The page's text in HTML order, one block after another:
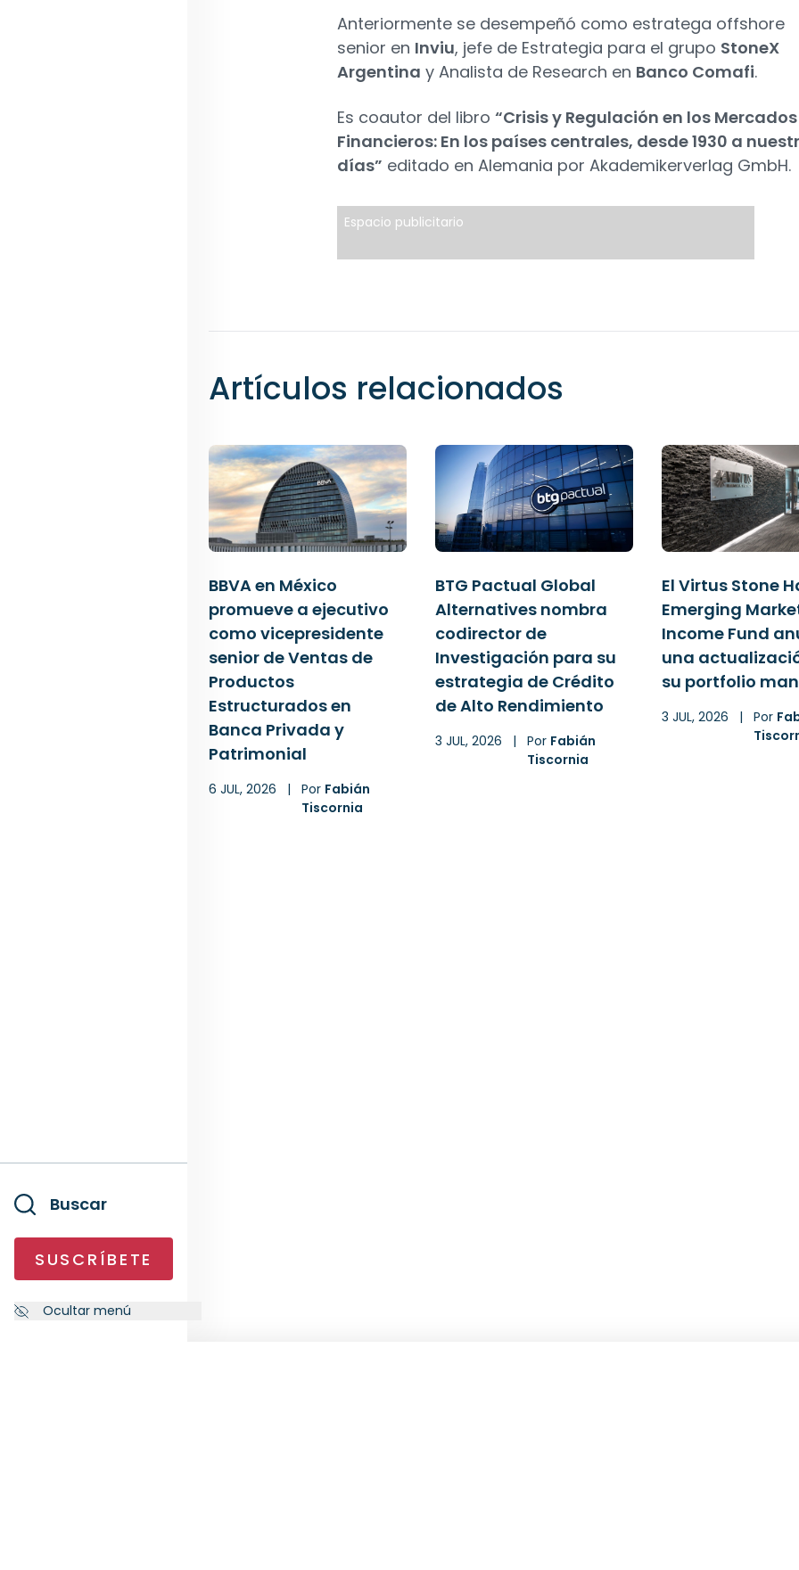
Buscar
SUSCRÍBETE
Ocultar menú
Anteriormente se desempeñó como estratega offshore
senior en Inviu, jefe de Estrategia para el grupo StoneX
Argentina y Analista de Research en Banco Comafi.
Es coautor del libro “Crisis y Regulación en los Mercados
Financieros: En los países centrales, desde 1930 a
días” editado en Alemania por Akademikerverlag GmbH.
Espacio publicitario
Artículos relacionados
BBVA en México
promueve a ejecutivo
como vicepresidente
senior de Ventas de
Productos
Estructurados en
Banca Privada y
Patrimonial
6 JUL, 2026 | Por Fabián
Tiscornia
BTG Pactual Global
Alternatives nombra
codirector de
Investigación para su
estrategia de Crédito
de Alto Rendimiento
3 JUL, 2026 | Por Fabián
Tiscornia
El Virtus Stone
Emerging
Income Fund
una
su portfolio
3 JUL, 2026 | Por